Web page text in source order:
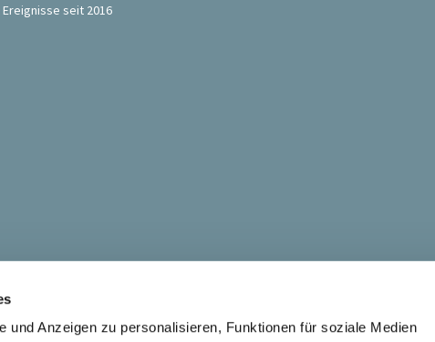
und Anzeigen zu personalisieren, Funktionen für soziale Medien
seit 2016